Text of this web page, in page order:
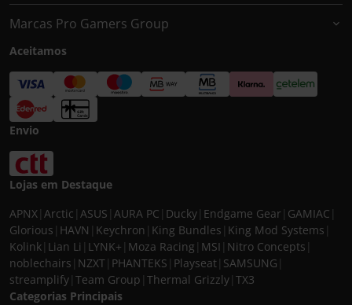
Marcas Pro Gamers Group
Aceitamos
Envio
Lojas em Destaque
APNX Arctic ASUS AURA PC Ducky Endgame Gear GAMIAC
Glorious HAVN Keychron King Bundles King Mod Systems
Kolink Lian Li LYNK+ Moza Racing MSI Nitro Concepts
noblechairs NZXT PHANTEKS Playseat SAMSUNG
streamplify Team Group Thermal Grizzly TX3
Categorias Principais